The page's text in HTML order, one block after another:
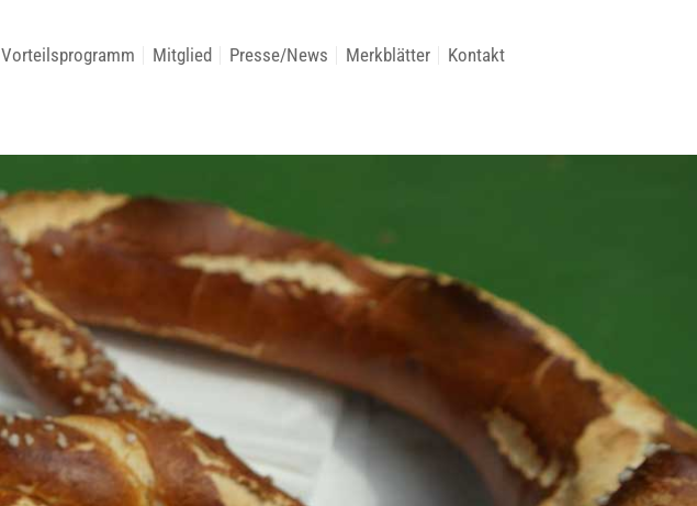
Vorteilsprogramm Mitglied Presse/News Merkblätter Kontakt